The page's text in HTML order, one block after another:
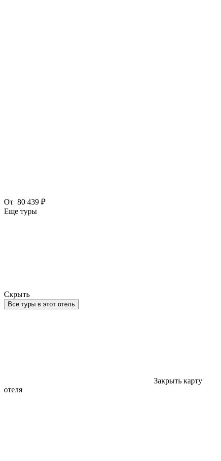
От 80 439 ₽
Еще туры
Скрыть
Все туры в этот отель
Закрыть карту
отеля